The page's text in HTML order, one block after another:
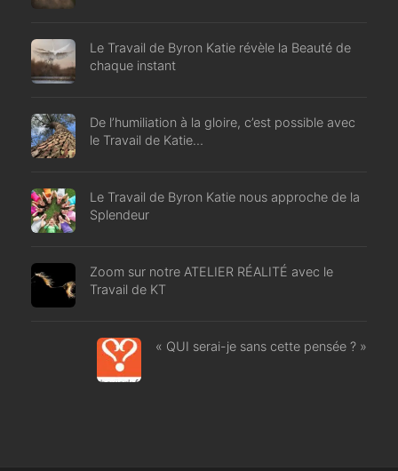
Le Travail de Byron Katie révèle la Beauté de
chaque instant
De l’humiliation à la gloire, c’est possible avec
le Travail de Katie…
Le Travail de Byron Katie nous approche de la
Splendeur
Zoom sur notre ATELIER RÉALITÉ avec le
Travail de KT
« QUI serai-je sans cette pensée ? »